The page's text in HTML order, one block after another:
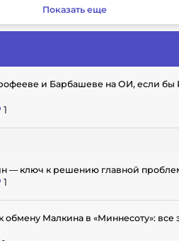
Показать еще
и Барбашеве на ОИ, если бы
1
— ключ к решению главной
1
обмену Малкина в «Миннесоту»: все